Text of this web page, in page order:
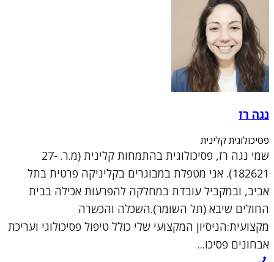
נגה רז
פסיכולוגית קלינית
שמי נגה רז, פסיכולוגית בהתמחות קלינית (מ.ר. 27-
182621). אני מטפלת במבוגרים בקליניקה פרטית בתל
אביב, ובמקביל עובדת במחלקה להפרעות אכילה בבית
החולים שיבא (תל השומר).השכלה והכשרה
מקצועית:הניסיון המקצועי שלי כולל טיפול פסיכולוגי ועריכת
אבחונים פסיכו...